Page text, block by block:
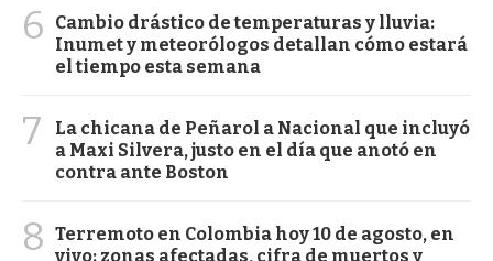
6
Cambio drástico de temperaturas y lluvia:
Inumet y meteorólogos detallan cómo estará
el tiempo esta semana
7
La chicana de Peñarol a Nacional que incluyó
a Maxi Silvera, justo en el día que anotó en
contra ante Boston
8 Terremoto en Colombia hoy 10 de agosto, en
vivo: zonas afectadas, cifra de muertos y